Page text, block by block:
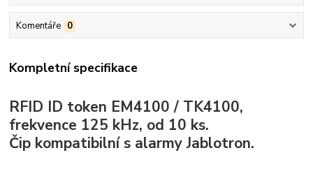
Komentáře 0
Kompletní specifikace
RFID ID token EM4100 / TK4100,
frekvence 125 kHz, od 10 ks.
Čip kompatibilní s alarmy Jablotron.